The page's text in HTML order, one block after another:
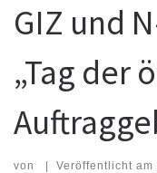
GIZ und
„Tag der
von | Veröffentlicht am